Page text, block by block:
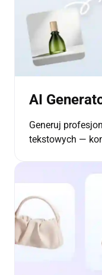
AI
Generuj
tekstowych —